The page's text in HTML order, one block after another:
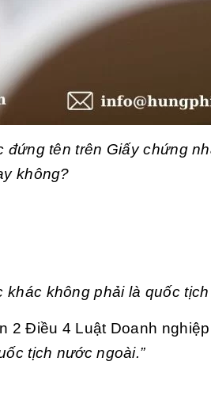
tên trên Giấy chứng
không?
không phải là quốc tịch
2 Điều 4 Luật Doanh
tịch nước ngoài.”